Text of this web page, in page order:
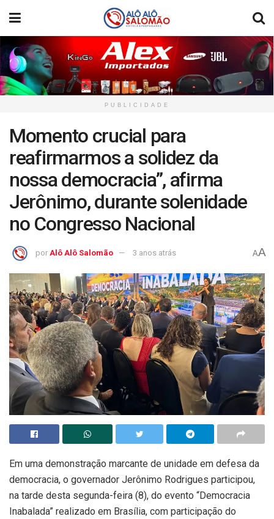
PUBLICIDADE
Momento crucial para
reafirmarmos a solidez da
nossa democracia”, afirma
Jerônimo, durante solenidade
no Congresso Nacional
por Alô Alô Salomão 3 anos atrás AA
Em uma demonstração marcante de unidade em defesa da
democracia, o governador Jerônimo Rodrigues participou,
na tarde desta segunda-feira (8), do evento “Democracia
Inabalada” realizado em Brasília, com participação do